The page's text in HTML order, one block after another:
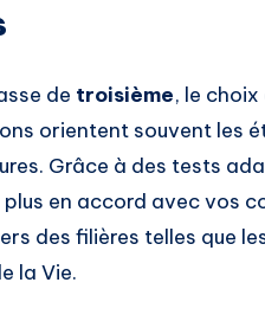
de troisième, le
orientent souvent les
Grâce à des tests
plus en accord avec vos
des filières telles que
la Vie.